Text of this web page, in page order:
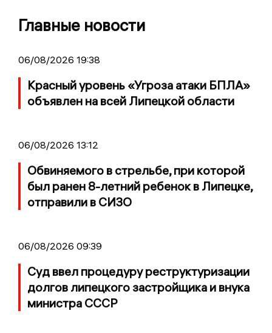
Главные новости
06/08/2026 19:38
Красный уровень «Угроза атаки БПЛА»
объявлен на всей Липецкой области
06/08/2026 13:12
Обвиняемого в стрельбе, при которой
был ранен 8-летний ребенок в Липецке,
отправили в СИЗО
06/08/2026 09:39
Суд ввел процедуру реструктуризации
долгов липецкого застройщика и внука
министра СССР